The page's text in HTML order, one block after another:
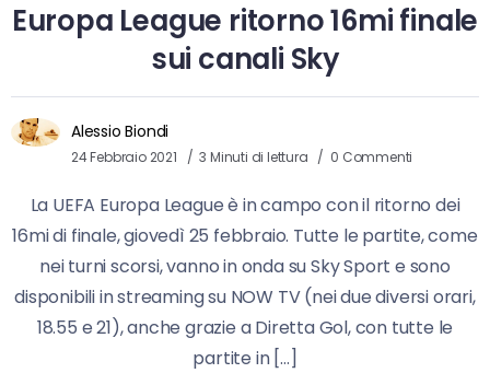
Europa League ritorno 16mi finale
sui canali Sky
Alessio Biondi
24 Febbraio 2021 3 Minuti di lettura 0 Commenti
La UEFA Europa League è in campo con il ritorno dei
16mi di finale, giovedì 25 febbraio. Tutte le partite, come
nei turni scorsi, vanno in onda su Sky Sport e sono
disponibili in streaming su NOW TV (nei due diversi orari,
18.55 e 21), anche grazie a Diretta Gol, con tutte le
partite in […]